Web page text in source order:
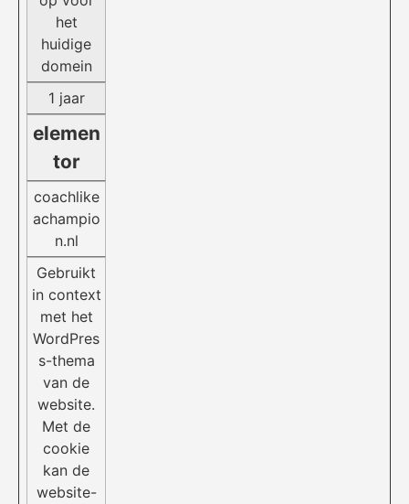
het
huidige
domein
1 jaar
elemen
tor
coachlike
achampio
n.nl
Gebruikt
in context
met het
WordPres
s-thema
van de
website.
Met de
cookie
kan de
website-